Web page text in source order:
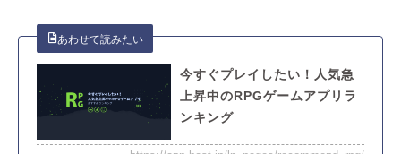
今すぐプレイしたい！人気急
上昇中のRPGゲームアプリラ
ンキング